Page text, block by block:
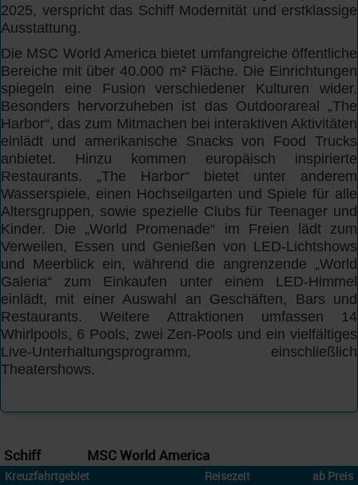
2025, verspricht das Schiff Modernität und erstklassige
Ausstattung.
Die MSC World America bietet umfangreiche öffentliche
Bereiche mit über 40.000 m² Fläche. Die Einrichtungen
spiegeln eine Fusion verschiedener Kulturen wider.
Besonders hervorzuheben ist das Outdoorareal „The
Harbor“, das zum Mitmachen bei interaktiven Aktivitäten
einlädt und amerikanische Snacks von Food Trucks
anbietet. Hinzu kommen europäisch inspirierte
Restaurants. „The Harbor“ bietet unter anderem
Wasserspiele, einen Hochseilgarten und Spiele für alle
Altersgruppen, sowie spezielle Clubs für Teenager und
Kinder. Die „World Promenade“ im Freien lädt zum
Verweilen, Essen und Genießen von LED-Lichtshows
und Meerblick ein, während die angrenzende „World
Galeria“ zum Einkaufen unter einem LED-Himmel
einlädt, mit einer Auswahl an Geschäften, Bars und
Restaurants. Weitere Attraktionen umfassen 14
Whirlpools, 6 Pools, zwei Zen-Pools und ein vielfältiges
Live-Unterhaltungsprogramm, einschließlich
Theatershows.
Schiff MSC World America
Kreuzfahrtgebiet Reisezeit ab Preis